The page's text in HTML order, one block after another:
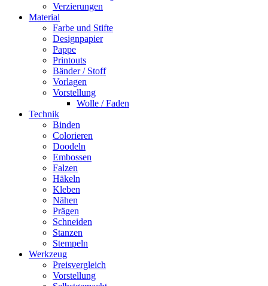
Verzierungen
Material
Farbe und Stifte
Designpapier
Pappe
Printouts
Bänder / Stoff
Vorlagen
Vorstellung
Wolle / Faden
Technik
Binden
Colorieren
Doodeln
Embossen
Falzen
Häkeln
Kleben
Nähen
Prägen
Schneiden
Stanzen
Stempeln
Werkzeug
Preisvergleich
Vorstellung